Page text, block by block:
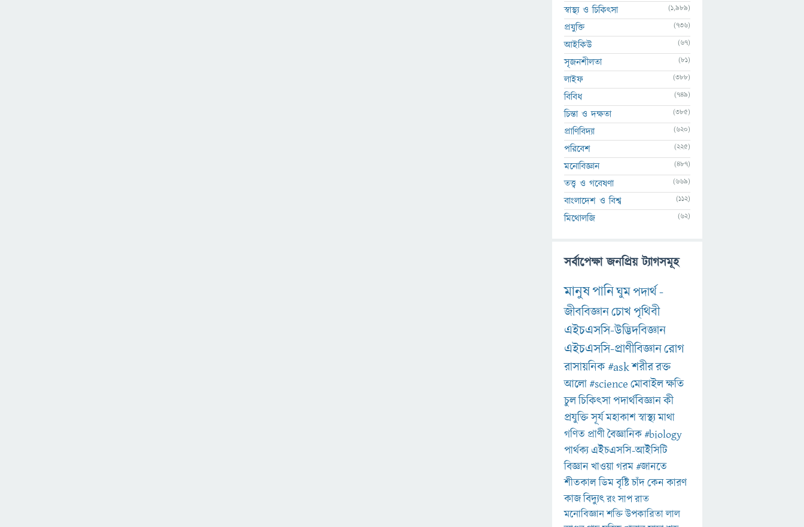
স্বাস্থ্য ও চিকিৎসা (1,989)
প্রযুক্তি (736)
আইকিউ (67)
সৃজনশীলতা (81)
লাইফ (388)
বিবিধ (749)
চিন্তা ও দক্ষতা (385)
প্রাণিবিদ্যা (620)
পরিবেশ (225)
মনোবিজ্ঞান (487)
তত্ত্ব ও গবেষণা (669)
বাংলাদেশ ও বিশ্ব (112)
মিথোলজি (62)
সর্বাপেক্ষা জনপ্রিয় ট্যাগসমূহ
মানুষপানিঘুমপদার্থ-
জীববিজ্ঞানচোখপৃথিবী
এইচএসসি-উদ্ভিদবিজ্ঞান
এইচএসসি-প্রাণীবিজ্ঞানরোগ
রাসায়নিক#askশরীররক্ত
আলো#scienceমোবাইলক্ষতি
চুলচিকিৎসাপদার্থবিজ্ঞানকী
প্রযুক্তিসূর্যমহাকাশস্বাস্থ্যমাথা
গণিত প্রাণীবৈজ্ঞানিক#biology
পার্থক্য এইচএসসি-আইসিটি
বিজ্ঞানখাওয়াগরম#জানতে
শীতকালডিমবৃষ্টিচাঁদকেনকারণ
কাজবিদ্যুৎরংসাপরাত
মনোবিজ্ঞানশক্তিউপকারিতালাল